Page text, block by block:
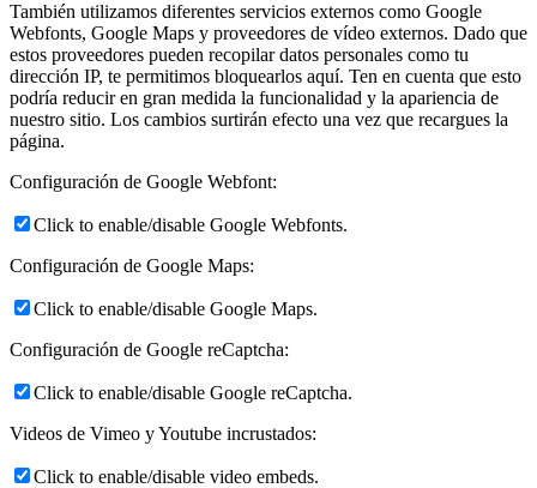
También utilizamos diferentes servicios externos como Google
Webfonts, Google Maps y proveedores de vídeo externos. Dado que
estos proveedores pueden recopilar datos personales como tu
dirección IP, te permitimos bloquearlos aquí. Ten en cuenta que esto
podría reducir en gran medida la funcionalidad y la apariencia de
nuestro sitio. Los cambios surtirán efecto una vez que recargues la
página.
Configuración de Google Webfont:
Click to enable/disable Google Webfonts.
Configuración de Google Maps:
Click to enable/disable Google Maps.
Configuración de Google reCaptcha:
Click to enable/disable Google reCaptcha.
Videos de Vimeo y Youtube incrustados:
Click to enable/disable video embeds.